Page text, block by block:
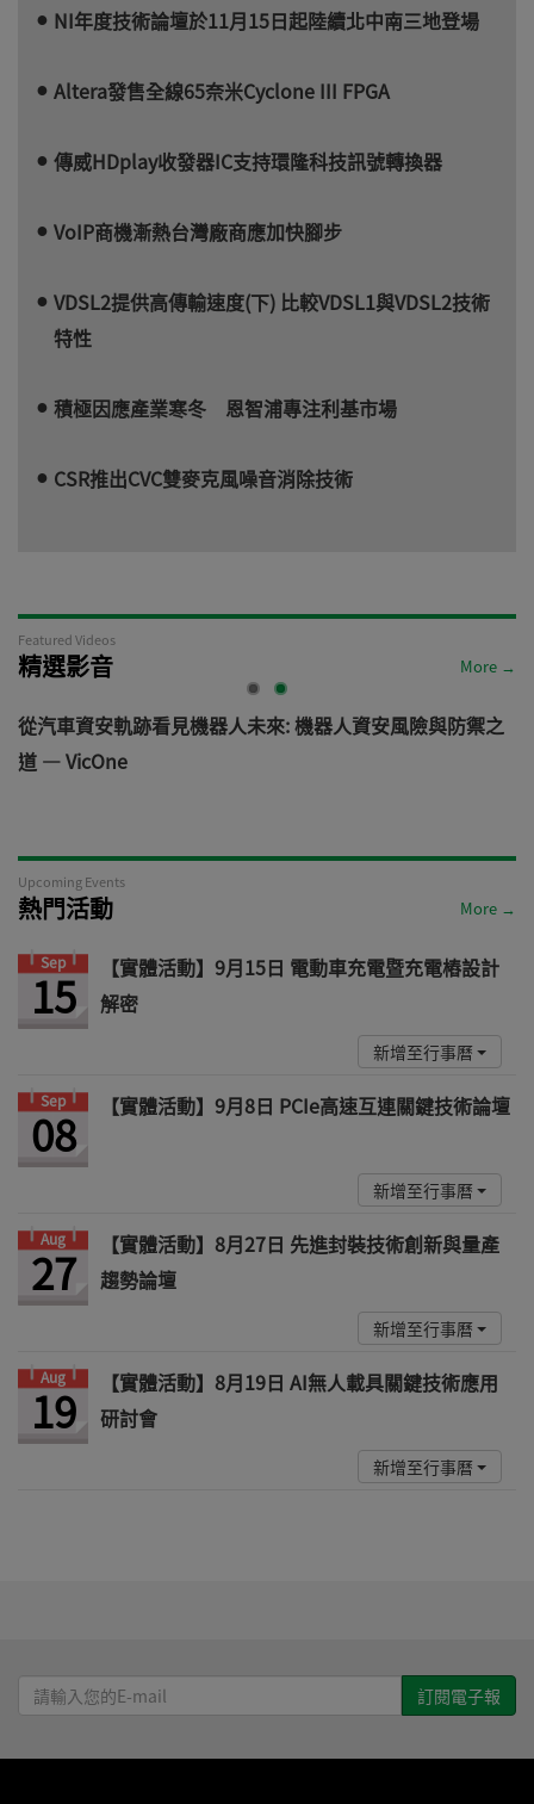
NI年度技術論壇於11月15日起陸續北中南三地登場
Altera發售全線65奈米Cyclone III FPGA
傳威HDplay收發器IC支持環隆科技訊號轉換器
VoIP商機漸熱台灣廠商應加快腳步
VDSL2提供高傳輸速度(下) 比較VDSL1與VDSL2技術
特性
積極因應產業寒冬 恩智浦專注利基市場
CSR推出CVC雙麥克風噪音消除技術
Featured Videos
精選影音 More →
從汽車資安軌跡看見機器人未來: 機器人資安風險與防禦之
道 — VicOne
Upcoming Events
熱門活動 More →
Sep
15
【實體活動】9月15日 電動車充電暨充電樁設計
解密
新增至行事曆
Sep
08 【實體活動】9月8日 PCIe高速互連關鍵技術論壇
新增至行事曆
Aug
27
【實體活動】8月27日 先進封裝技術創新與量產
趨勢論壇
新增至行事曆
Aug
19
【實體活動】8月19日 AI無人載具關鍵技術應用
研討會
新增至行事曆
請
輸